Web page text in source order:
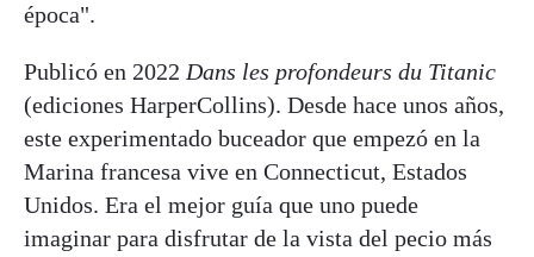
época".
Publicó en 2022 Dans les profondeurs du Titanic
(ediciones HarperCollins). Desde hace unos años,
este experimentado buceador que empezó en la
Marina francesa vive en Connecticut, Estados
Unidos. Era el mejor guía que uno puede
imaginar para disfrutar de la vista del pecio más